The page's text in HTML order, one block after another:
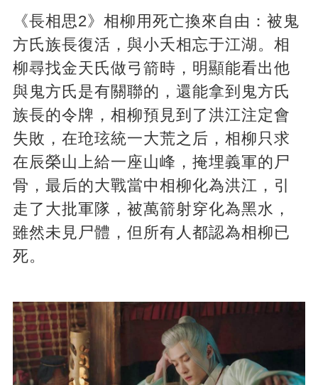
《長相思2》相柳用死亡換來自由：被鬼
方氏族長復活，與小夭相忘于江湖。相
柳尋找金天氏做弓箭時，明顯能看出他
與鬼方氏是有關聯的，還能拿到鬼方氏
族長的令牌，相柳預見到了洪江注定會
失敗，在玱玹統一大荒之后，相柳只求
在辰榮山上給一座山峰，掩埋義軍的尸
骨，最后的大戰當中相柳化為洪江，引
走了大批軍隊，被萬箭射穿化為黑水，
雖然未見尸體，但所有人都認為相柳已
死。